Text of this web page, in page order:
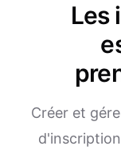
Les
Créer et